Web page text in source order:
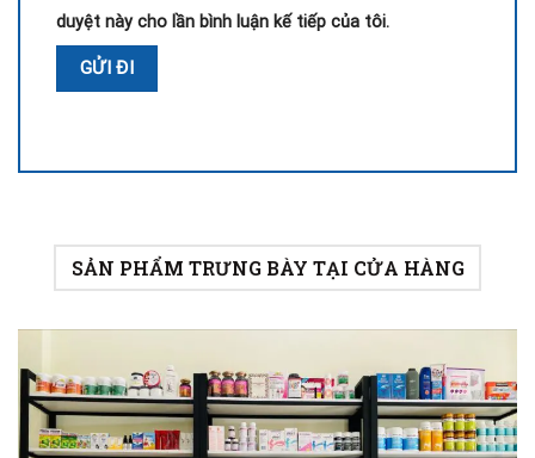
duyệt này cho lần bình luận kế tiếp của tôi.
SẢN PHẨM TRƯNG BÀY TẠI CỬA HÀNG